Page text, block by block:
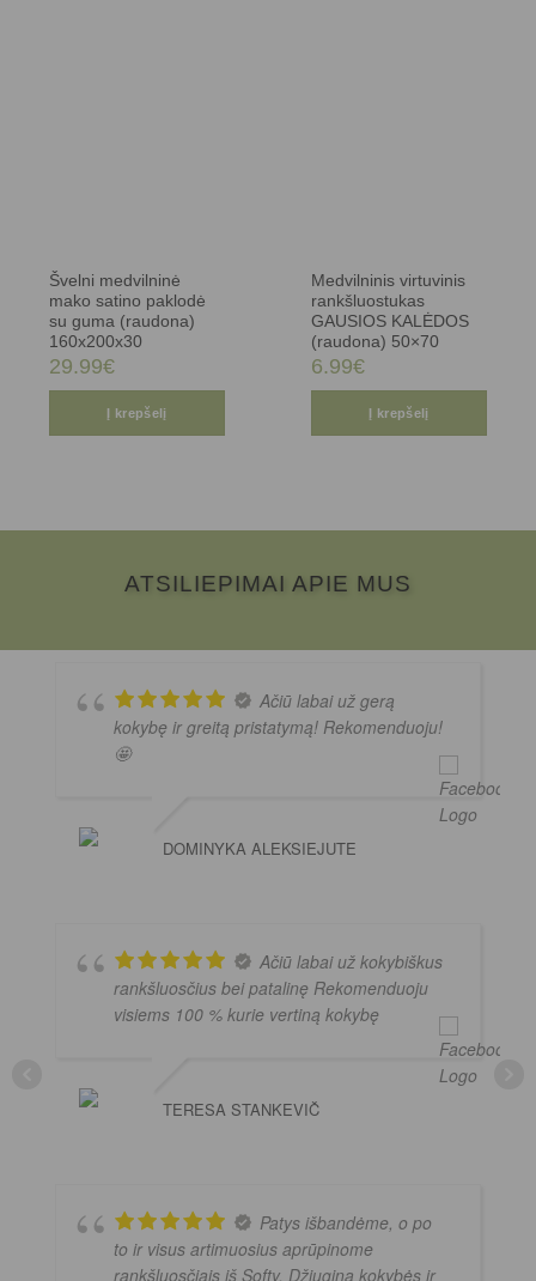
Švelni medvilninė
mako satino paklodė
su guma (raudona)
160x200x30
29.99€
Į krepšelį
Medvilninis virtuvinis
rankšluostukas
GAUSIOS KALĖDOS
(raudona) 50×70
6.99€
Į krepšelį
ATSILIEPIMAI APIE MUS
Ačiū labai už gerą
kokybę ir greitą pristatymą! Rekomenduoju!
🤩
DOMINYKA ALEKSIEJUTE
Ačiū labai už kokybiškus
rankšluosčius bei patalinę Rekomenduoju
visiems 100 % kurie vertiną kokybę
TERESA STANKEVIČ
Patys išbandėme, o po
to ir visus artimuosius aprūpinome
rankšluosčiais iš Softy. Džiugina kokybės ir